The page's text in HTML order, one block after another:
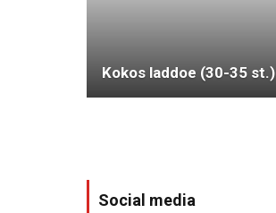
Kokos laddoe (30-35 st.)
Social media